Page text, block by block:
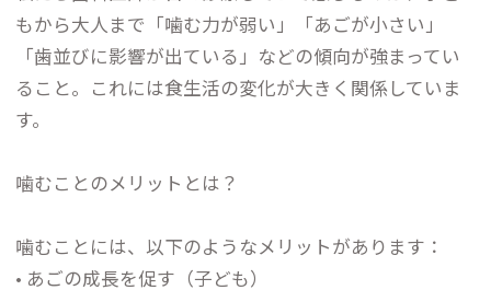
もから大人まで「噛む力が弱い」「あごが小さい」
「歯並びに影響が出ている」などの傾向が強まってい
ること。これには食生活の変化が大きく関係していま
す。
噛むことのメリットとは？
噛むことには、以下のようなメリットがあります：
• あごの成長を促す（子ども）